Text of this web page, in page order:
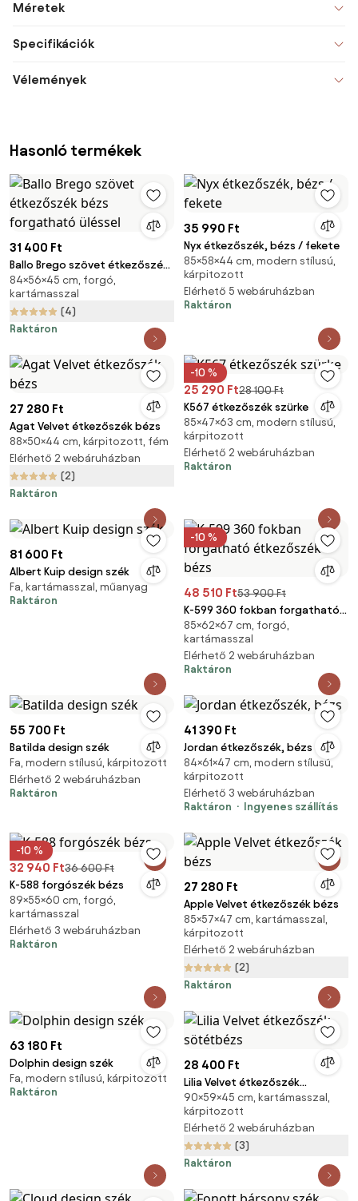
Méretek
Specifikációk
Vélemények
Hasonló termékek
31 400 Ft
Ballo Brego szövet étkezőszék
bézs forgatható üléssel
84×56×45 cm, forgó,
kartámasszal
(4)
Raktáron
35 990 Ft
Nyx étkezőszék, bézs / fekete
85×58×44 cm, modern stílusú,
kárpitozott
Elérhető 5 webáruházban
Raktáron
27 280 Ft
Agat Velvet étkezőszék bézs
88×50×44 cm, kárpitozott, fém
Elérhető 2 webáruházban
(2)
Raktáron
-10 %
25 290 Ft28 100 Ft
K567 étkezőszék szürke
85×47×63 cm, modern stílusú,
kárpitozott
Elérhető 2 webáruházban
Raktáron
81 600 Ft
Albert Kuip design szék
Fa, kartámasszal, műanyag
Raktáron
-10 %
48 510 Ft53 900 Ft
K-599 360 fokban forgatható
étkezőszék bézs
85×62×67 cm, forgó,
kartámasszal
Elérhető 2 webáruházban
Raktáron
55 700 Ft
Batilda design szék
Fa, modern stílusú, kárpitozott
Elérhető 2 webáruházban
Raktáron
41 390 Ft
Jordan étkezőszék, bézs
84×61×47 cm, modern stílusú,
kárpitozott
Elérhető 3 webáruházban
Raktáron
Ingyenes szállítás
-10 %
32 940 Ft36 600 Ft
K-588 forgószék bézs
89×55×60 cm, forgó,
kartámasszal
Elérhető 3 webáruházban
Raktáron
27 280 Ft
Apple Velvet étkezőszék bézs
85×57×47 cm, kartámasszal,
kárpitozott
Elérhető 2 webáruházban
(2)
Raktáron
63 180 Ft
Dolphin design szék
Fa, modern stílusú, kárpitozott
Raktáron
28 400 Ft
Lilia Velvet étkezőszék
sötétbézs
90×59×45 cm, kartámasszal,
kárpitozott
Elérhető 2 webáruházban
(3)
Raktáron